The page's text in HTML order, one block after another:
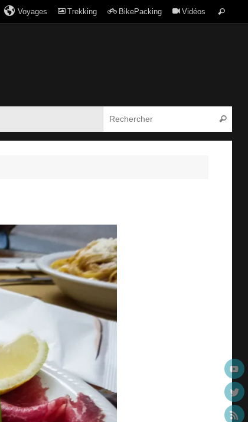
Voyages Trekking BikePacking Vidéos